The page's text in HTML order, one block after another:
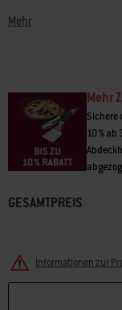
Seite.
• 100 % natürliches
Mehr
Mehr
Sichere
10 %
GESAMTPREIS
Informationen zur